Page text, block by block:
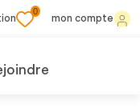
0
mon compte